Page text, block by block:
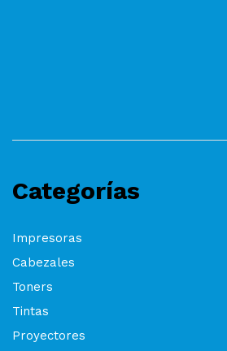
Categorías
Impresoras
Cabezales
Toners
Tintas
Proyectores